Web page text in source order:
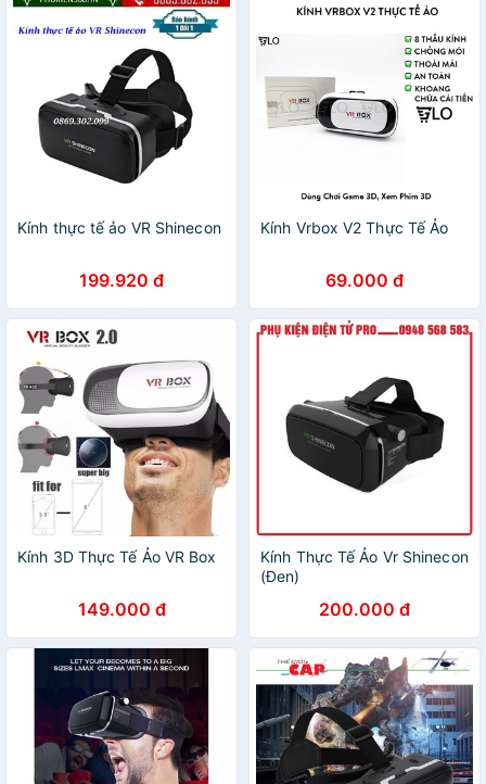
Kính thực tế ảo VR Shinecon
199.920 đ
Kính Vrbox V2 Thực Tế Ảo
69.000 đ
Kính 3D Thực Tế Ảo VR Box
149.000 đ
Kính Thực Tế Ảo Vr Shinecon
(Đen)
200.000 đ